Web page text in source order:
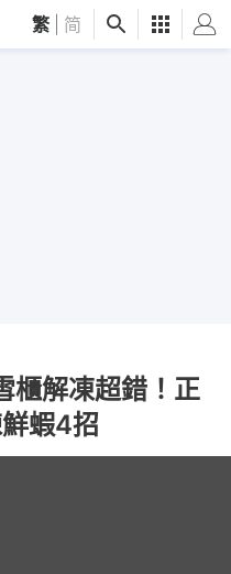
繁 简
櫃解凍超錯！正
蝦4招